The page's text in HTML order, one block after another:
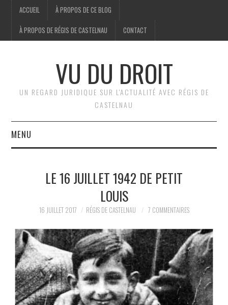
ACCUEIL À PROPOS DE CE BLOG
À PROPOS DE RÉGIS DE CASTELNAU CONTACT
VU DU DROIT
UN REGARD JURIDIQUE SUR L'ACTUALITÉ AVEC RÉGIS DE
CASTELNAU
MENU
BRÈVES
JURIDIQUE
POLITIQUE
HISTOIRE
CULTURE
LE 16 JUILLET 1942 DE PETIT
LOUIS
16 JUILLET 2017 RÉGIS DE CASTELNAU 7 COMMENTAIRES